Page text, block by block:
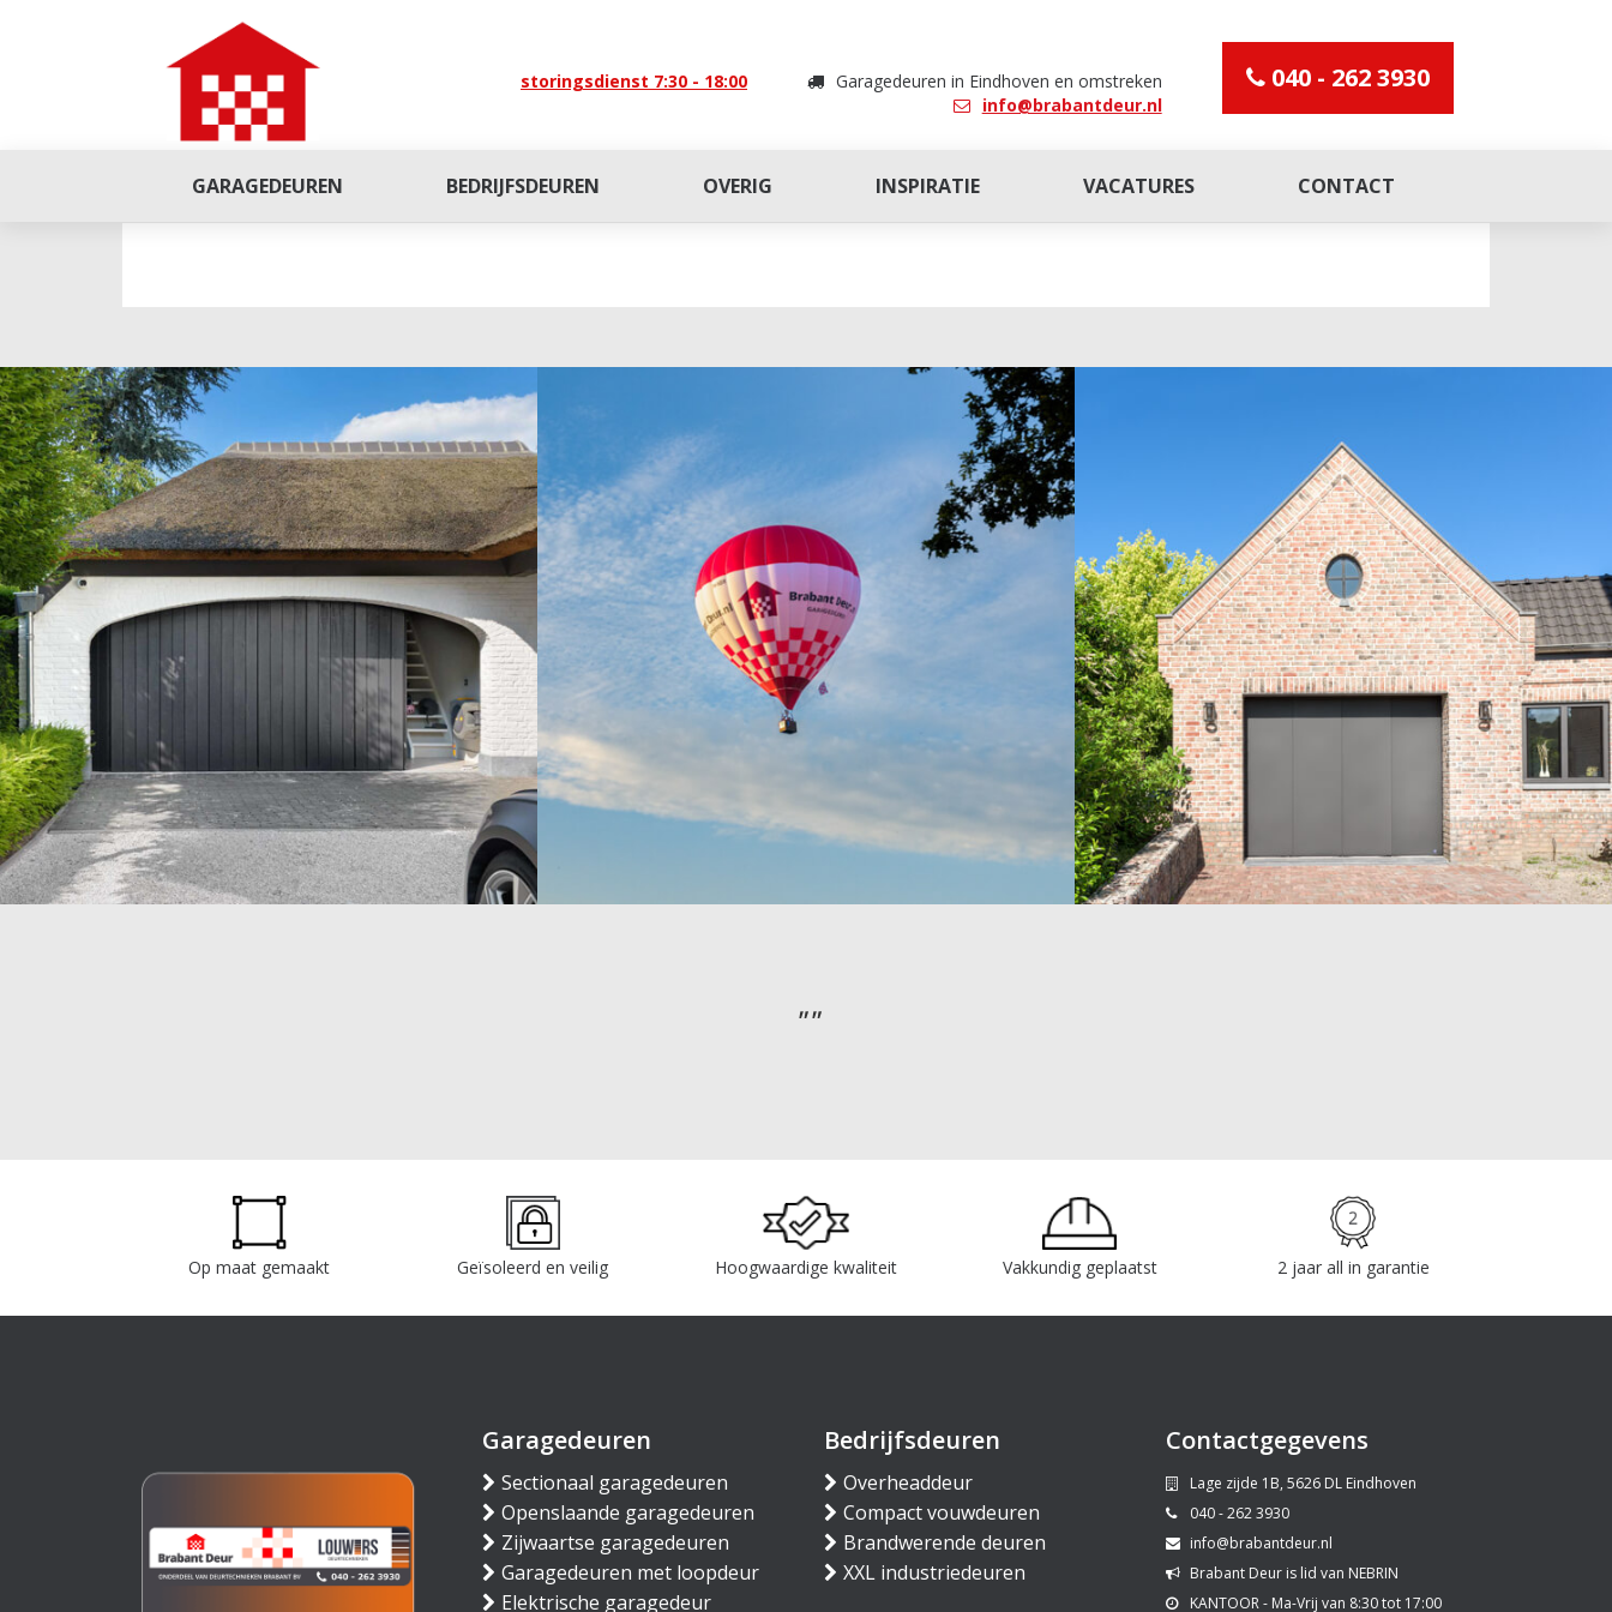
storingsdienst 7:30 - 18:00
Garagedeuren in Eindhoven en omstreken
info@brabantdeur.nl
040 - 262 3930
GARAGEDEUREN BEDRIJFSDEUREN OVERIG INSPIRATIE VACATURES CONTACT
Op maat gemaakt Geïsoleerd en veilig Hoogwaardige kwaliteit Vakkundig geplaatst 2 jaar all in garantie
Garagedeuren
Sectionaal garagedeuren
Openslaande garagedeuren
Zijwaartse garagedeuren
Garagedeuren met loopdeur
Elektrische garagedeur
Bedrijfsdeuren
Overheaddeur
Compact vouwdeuren
Brandwerende deuren
XXL industriedeuren
Contactgegevens
Lage zijde 1B, 5626 DL Eindhoven
040 - 262 3930
info@brabantdeur.nl
Brabant Deur is lid van NEBRIN
KANTOOR - Ma-Vrij van 8:30 tot 17:00